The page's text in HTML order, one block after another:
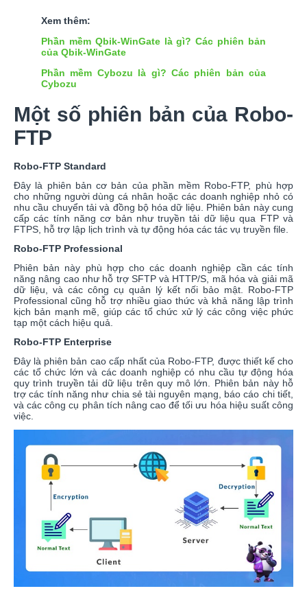
Xem thêm:
Phần mềm Qbik-WinGate là gì? Các phiên bản
của Qbik-WinGate
Phần mềm Cybozu là gì? Các phiên bản của
Cybozu
Một số phiên bản của Robo-
FTP
Robo-FTP Standard
Đây là phiên bản cơ bản của phần mềm Robo-FTP, phù hợp
cho những người dùng cá nhân hoặc các doanh nghiệp nhỏ có
nhu cầu chuyển tải và đồng bộ hóa dữ liệu. Phiên bản này cung
cấp các tính năng cơ bản như truyền tải dữ liệu qua FTP và
FTPS, hỗ trợ lập lịch trình và tự động hóa các tác vụ truyền file.
Robo-FTP Professional
Phiên bản này phù hợp cho các doanh nghiệp cần các tính
năng nâng cao như hỗ trợ SFTP và HTTP/S, mã hóa và giải mã
dữ liệu, và các công cụ quản lý kết nối bảo mật. Robo-FTP
Professional cũng hỗ trợ nhiều giao thức và khả năng lập trình
kịch bản mạnh mẽ, giúp các tổ chức xử lý các công việc phức
tạp một cách hiệu quả.
Robo-FTP Enterprise
Đây là phiên bản cao cấp nhất của Robo-FTP, được thiết kế cho
các tổ chức lớn và các doanh nghiệp có nhu cầu tự động hóa
quy trình truyền tải dữ liệu trên quy mô lớn. Phiên bản này hỗ
trợ các tính năng như chia sẻ tài nguyên mạng, báo cáo chi tiết,
và các công cụ phân tích nâng cao để tối ưu hóa hiệu suất công
việc.